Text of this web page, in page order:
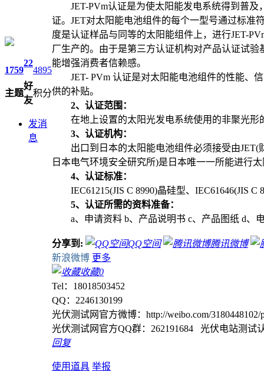
1759
主题
22
好
友
4895
积分
发消
息
JET-PVm认证是为使太阳能发电系统得到普及
证。JET对太阳能电池组件的每个一型号通过标准
度是认证样品与同等的太阳能组件上，进行JET-
厂生产的。由于是第三方认证机构对产品认证试
能增强消费者信赖感。
JET- PVm 认证是对太阳能电池组件的性能、信
供的补贴。
2、认证范围：
在地上设置的太阳光发电系统使用的非聚光形
3、认证机构：
出口到日本的太阳能电池组件必须接受由JET(
日本电气环境安全研究所)是日本唯一一所能进行
4、认证标准：
IEC61215(JIS C 8990)晶硅型、IEC61646(JIS C
5、认证所需的资料准备：
a、申请资料 b、产品说明书 c、产品图纸 d、
分享到: QQ空间
腾讯微博
新浪微博 更多
收藏0
Tel：18018503452
QQ：2246130199
光伏测试网官方微博：http://weibo.com/3180448102/
光伏测试网官方QQ群：262191684 光伏电站测试
回复
使用道具 举报